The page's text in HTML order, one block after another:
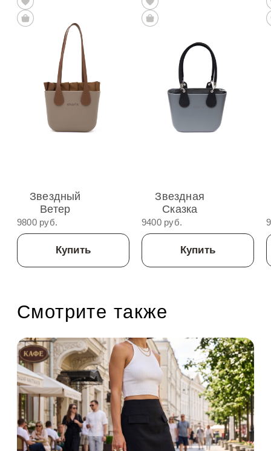
Звездный
Ветер
9800 руб.
Купить
Звездная
Сказка
9400 руб.
Купить
Смотрите также